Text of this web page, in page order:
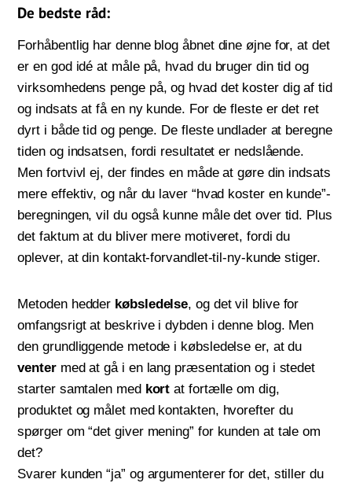
De bedste råd:
Forhåbentlig har denne blog åbnet dine øjne for, at det
er en god idé at måle på, hvad du bruger din tid og
virksomhedens penge på, og hvad det koster dig af tid
og indsats at få en ny kunde. For de fleste er det ret
dyrt i både tid og penge. De fleste undlader at beregne
tiden og indsatsen, fordi resultatet er nedslående.
Men fortvivl ej, der findes en måde at gøre din indsats
mere effektiv, og når du laver “hvad koster en kunde”-
beregningen, vil du også kunne måle det over tid. Plus
det faktum at du bliver mere motiveret, fordi du
oplever, at din kontakt-forvandlet-til-ny-kunde stiger.
Metoden hedder købsledelse, og det vil blive for
omfangsrigt at beskrive i dybden i denne blog. Men
den grundliggende metode i købsledelse er, at du
ventermed at gå i en lang præsentation og i stedet
starter samtalen med kort at fortælle om dig,
produktet og målet med kontakten, hvorefter du
spørger om “det giver mening” for kunden at tale om
det?
Svarer kunden “ja” og argumenterer for det, stiller du